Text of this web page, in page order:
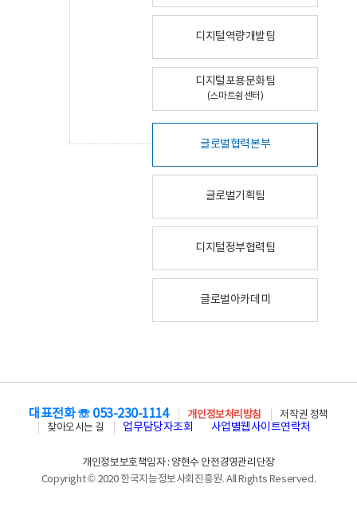
디지털역량개발팀
디지털포용문화팀
(스마트쉼센터)
글로벌협력본부
글로벌기획팀
디지털정부협력팀
글로벌아카데미
대표전화 ☏ 053-230-1114 개인정보처리방침
저작권 정책
찾아오시는 길
업무담당자조회 사업별웹사이트연락처
개인정보보호책임자 : 양현수 안전경영관리단장
Copyright © 2020 한국지능정보사회진흥원. All Rights Reserved.